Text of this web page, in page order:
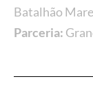
Batalhão
Parceria: